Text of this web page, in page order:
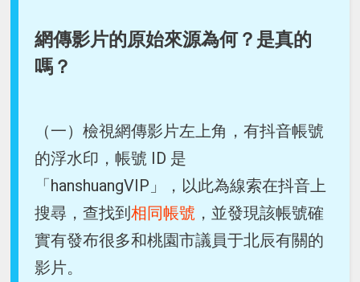
網傳影片的原始來源為何？是真的
嗎？
（一）檢視網傳影片左上角，有抖音帳號
的浮水印，帳號 ID 是
「hanshuangVIP」，以此為線索在抖音上
搜尋，查找到相同帳號 ，並發現該帳號確
實有發布很多和桃園市議員于北辰有關的
影片。